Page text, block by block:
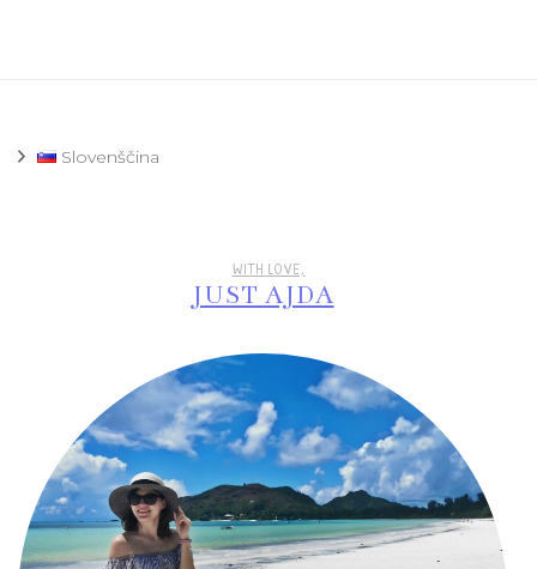
Slovenščina
WITH LOVE,
JUST AJDA